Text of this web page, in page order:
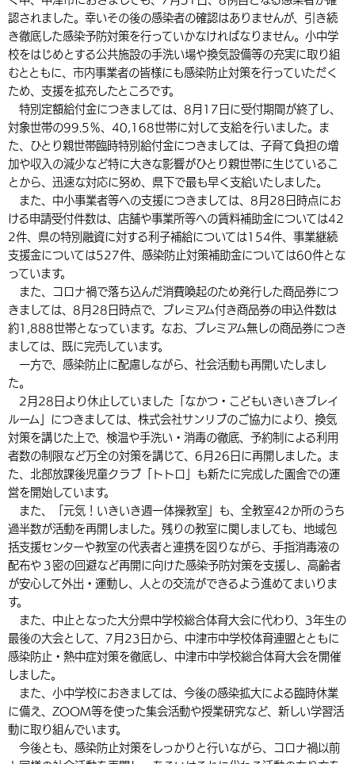
認されました。幸いその後の感染者の確認はありませんが、引き続
き徹底した感染予防対策を行っていかなければなりません。小中学
校をはじめとする公共施設の手洗い場や換気設備等の充実に取り組
むとともに、市内事業者の皆様にも感染防止対策を行っていただく
ため、支援を拡充したところです。
特別定額給付金につきましては、8月17日に受付期間が終了し、
対象世帯の99.5％、40,168世帯に対して支給を行いました。ま
た、ひとり親世帯臨時特別給付金につきましては、子育て負担の増
加や収入の減少など特に大きな影響がひとり親世帯に生じているこ
とから、迅速な対応に努め、県下で最も早く支給いたしました。
また、中小事業者等への支援につきましては、8月28日時点にお
ける申請受付件数は、店舗や事業所等への賃料補助金については42
2件、県の特別融資に対する利子補給については154件、事業継続
支援金については527件、感染防止対策補助金については60件とな
っています。
また、コロナ禍で落ち込んだ消費喚起のため発行した商品券につ
きましては、8月28日時点で、プレミアム付き商品券の申込件数は
約1,888世帯となっています。なお、プレミアム無しの商品券につき
ましては、既に完売しています。
一方で、感染防止に配慮しながら、社会活動も再開いたしまし
た。
2月28日より休止していました「なかつ・こどもいきいきプレイ
ルーム」につきましては、株式会社サンリブのご協力により、換気
対策を講じた上で、検温や手洗い・消毒の徹底、予約制による利用
者数の制限など万全の対策を講じて、6月26日に再開しました。ま
た、北部放課後児童クラブ「トトロ」も新たに完成した園舎での運
営を開始しています。
また、「元気！いきいき週一体操教室」も、全教室42か所のうち
過半数が活動を再開しました。残りの教室に関しましても、地域包
括支援センターや教室の代表者と連携を図りながら、手指消毒液の
配布や３密の回避など再開に向けた感染予防対策を支援し、高齢者
が安心して外出・運動し、人との交流ができるよう進めてまいりま
す。
また、中止となった大分県中学校総合体育大会に代わり、3年生の
最後の大会として、7月23日から、中津市中学校体育連盟とともに
感染防止・熱中症対策を徹底し、中津市中学校総合体育大会を開催
しました。
また、小中学校におきましては、今後の感染拡大による臨時休業
に備え、ZOOM等を使った集会活動や授業研究など、新しい学習活
動に取り組んでいます。
今後とも、感染防止対策をしっかりと行いながら、コロナ禍以前